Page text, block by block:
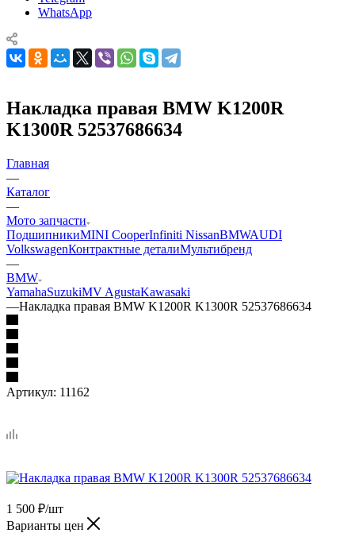
WhatsApp
Накладка правая BMW K1200R
K1300R 52537686634
Главная
—
Каталог
—
Мото запчасти
ПодшипникиMINI CooperInfiniti NissanBMWAUDI
VolkswagenКонтрактные деталиМультибренд
—
BMW
YamahaSuzukiMV AgustaKawasaki
—Накладка правая BMW K1200R K1300R 52537686634
Артикул: 11162
1 500 ₽/шт
Варианты цен